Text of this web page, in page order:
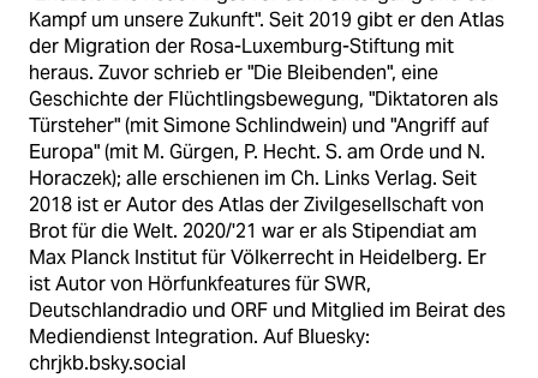
Kampf um unsere Zukunft". Seit 2019 gibt er den Atlas
der Migration der Rosa-Luxemburg-Stiftung mit
heraus. Zuvor schrieb er "Die Bleibenden", eine
Geschichte der Flüchtlingsbewegung, "Diktatoren als
Türsteher" (mit Simone Schlindwein) und "Angriff auf
Europa" (mit M. Gürgen, P. Hecht. S. am Orde und N.
Horaczek); alle erschienen im Ch. Links Verlag. Seit
2018 ist er Autor des Atlas der Zivilgesellschaft von
Brot für die Welt. 2020/'21 war er als Stipendiat am
Max Planck Institut für Völkerrecht in Heidelberg. Er
ist Autor von Hörfunkfeatures für SWR,
Deutschlandradio und ORF und Mitglied im Beirat des
Mediendienst Integration. Auf Bluesky:
chrjkb.bsky.social